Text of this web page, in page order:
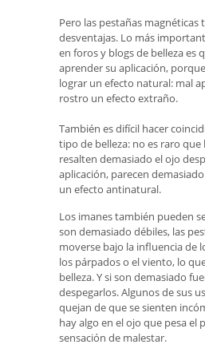
Pero las pestañas magnéticas
desventajas. Lo más
en foros y blogs de belleza es
aprender su aplicación,
lograr un efecto natural: mal
rostro un efecto extraño.
También es difícil hacer
tipo de belleza: no es raro que
resalten demasiado el ojo
aplicación, parecen
un efecto antinatural.
Los imanes también pueden
son demasiado débiles, las
moverse bajo la influencia de
los párpados o el viento, lo
belleza. Y si son demasiado
despegarlos. Algunos de sus
quejan de que se sienten
hay algo en el ojo que pesa el
sensación de malestar.